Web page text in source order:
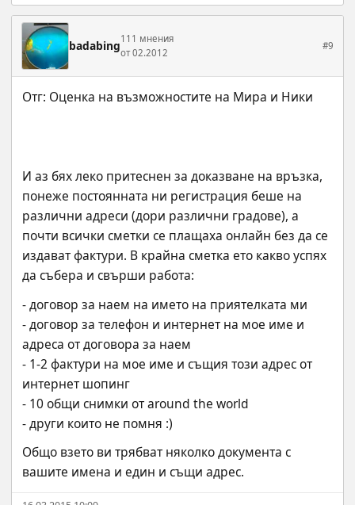
badabing111 мнения
от 02.2012
#9
И аз бях леко притеснен за доказване на връзка,
понеже постоянната ни регистрация беше на
различни адреси (дори различни градове), а
почти всички сметки се плащаха онлайн без да се
издават фактури. В крайна сметка ето какво успях
да събера и свърши работа:
- договор за наем на името на приятелката ми
- договор за телефон и интернет на мое име и
адреса от договора за наем
- 1-2 фактури на мое име и същия този адрес от
интернет шопинг
- 10 общи снимки от around the world
- други които не помня :)
Общо взето ви трябват няколко документа с
вашите имена и един и същи адрес.